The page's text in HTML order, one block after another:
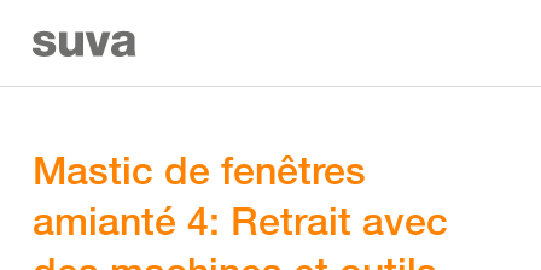
Mastic de fenêtres
amianté 4: Retrait avec